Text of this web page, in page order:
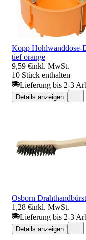
Kopp Hohlwanddose-
tief orange
9,59 €inkl. MwSt.
10 Stück enthalten
Lieferung bis 2-3
Details anzeigen
Osborn
1,28 €inkl. MwSt.
Lieferung bis 2-3
Details anzeigen